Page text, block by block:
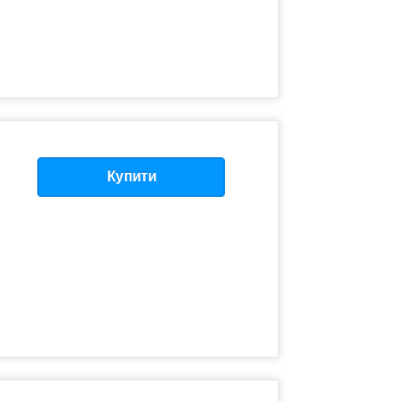
Купити